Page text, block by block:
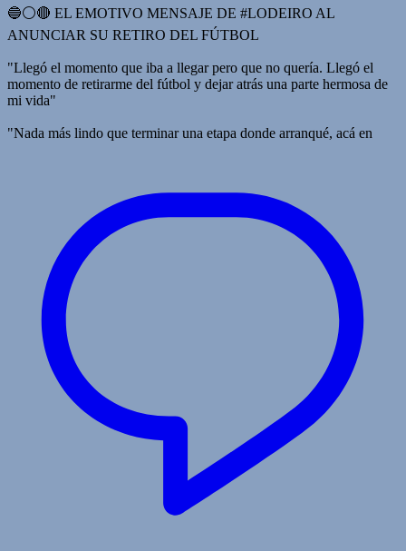
🔵⚪️🔴 EL EMOTIVO MENSAJE DE #LODEIRO AL
ANUNCIAR SU RETIRO DEL FÚTBOL
"Llegó el momento que iba a llegar pero que no quería. Llegó el
momento de retirarme del fútbol y dejar atrás una parte hermosa de
mi vida"
"Nada más lindo que terminar una etapa donde arranqué, acá en